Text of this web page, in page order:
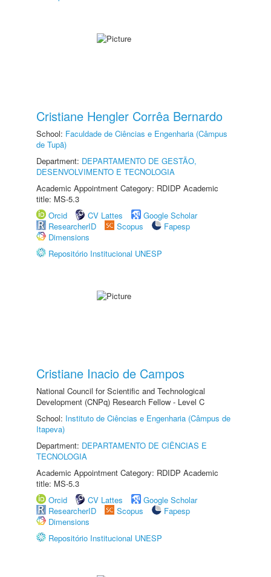
Cristiane Hengler Corrêa Bernardo
School: Faculdade de Ciências e Engenharia (Câmpus
de Tupã)
Department: DEPARTAMENTO DE GESTÃO,
DESENVOLVIMENTO E TECNOLOGIA
Academic Appointment Category: RDIDP Academic
title: MS-5.3
Orcid
CV Lattes
Google Scholar
ResearcherID
Scopus
Fapesp
Dimensions
Repositório Institucional UNESP
Cristiane Inacio de Campos
National Council for Scientific and Technological
Development (CNPq) Research Fellow - Level C
School: Instituto de Ciências e Engenharia (Câmpus de
Itapeva)
Department: DEPARTAMENTO DE CIÊNCIAS E
TECNOLOGIA
Academic Appointment Category: RDIDP Academic
title: MS-5.3
Orcid
CV Lattes
Google Scholar
ResearcherID
Scopus
Fapesp
Dimensions
Repositório Institucional UNESP